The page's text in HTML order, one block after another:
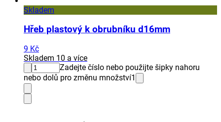
Skladem
Hřeb plastový k obrubníku d16mm
9 Kč
Skladem 10 a více
Zadejte číslo nebo použijte šipky nahoru
nebo dolů pro změnu množství1